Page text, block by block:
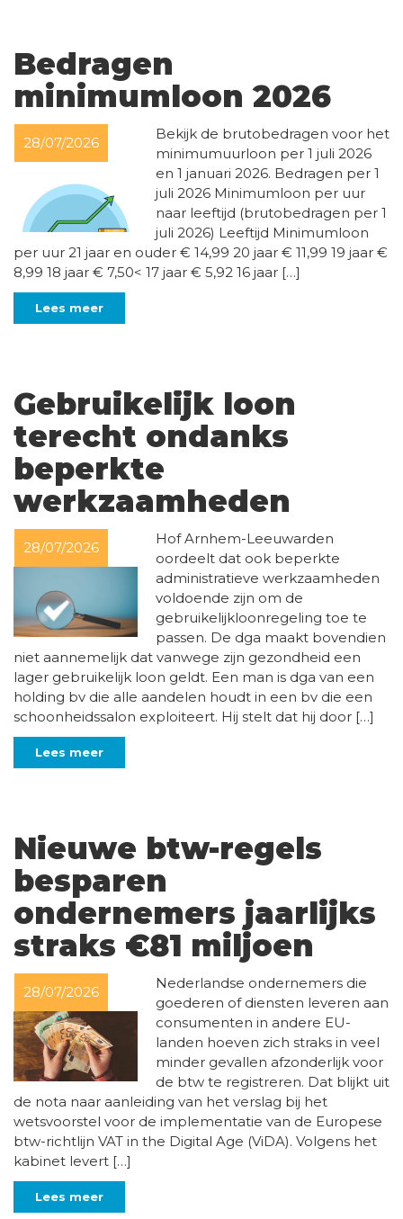
Bedragen
minimumloon 2026
28/07/2026
Bekijk de brutobedragen voor het
minimumuurloon per 1 juli 2026
en 1 januari 2026. Bedragen per 1
juli 2026 Minimumloon per uur
naar leeftijd (brutobedragen per 1
juli 2026) Leeftijd Minimumloon
per uur 21 jaar en ouder € 14,99 20 jaar € 11,99 19 jaar €
8,99 18 jaar € 7,50< 17 jaar € 5,92 16 jaar […]
Lees meer
Gebruikelijk loon
terecht ondanks
beperkte
werkzaamheden
28/07/2026
Hof Arnhem-Leeuwarden
oordeelt dat ook beperkte
administratieve werkzaamheden
voldoende zijn om de
gebruikelijkloonregeling toe te
passen. De dga maakt bovendien
niet aannemelijk dat vanwege zijn gezondheid een
lager gebruikelijk loon geldt. Een man is dga van een
holding bv die alle aandelen houdt in een bv die een
schoonheidssalon exploiteert. Hij stelt dat hij door […]
Lees meer
Nieuwe btw-regels
besparen
ondernemers jaarlijks
straks €81 miljoen
28/07/2026
Nederlandse ondernemers die
goederen of diensten leveren aan
consumenten in andere EU-
landen hoeven zich straks in veel
minder gevallen afzonderlijk voor
de btw te registreren. Dat blijkt uit
de nota naar aanleiding van het verslag bij het
wetsvoorstel voor de implementatie van de Europese
btw-richtlijn VAT in the Digital Age (ViDA). Volgens het
kabinet levert […]
Lees meer